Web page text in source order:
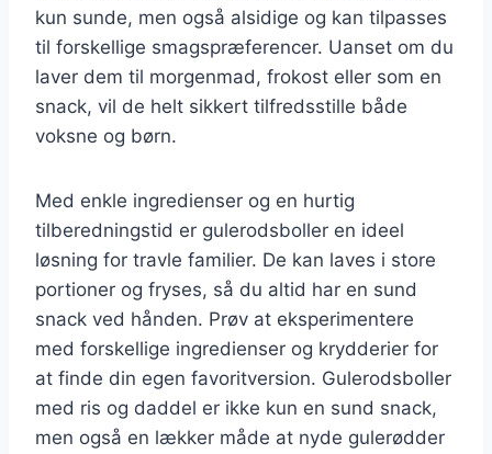
kun sunde, men også alsidige og kan tilpasses
til forskellige smagspræferencer. Uanset om du
laver dem til morgenmad, frokost eller som en
snack, vil de helt sikkert tilfredsstille både
voksne og børn.
Med enkle ingredienser og en hurtig
tilberedningstid er gulerodsboller en ideel
løsning for travle familier. De kan laves i store
portioner og fryses, så du altid har en sund
snack ved hånden. Prøv at eksperimentere
med forskellige ingredienser og krydderier for
at finde din egen favoritversion. Gulerodsboller
med ris og daddel er ikke kun en sund snack,
men også en lækker måde at nyde gulerødder